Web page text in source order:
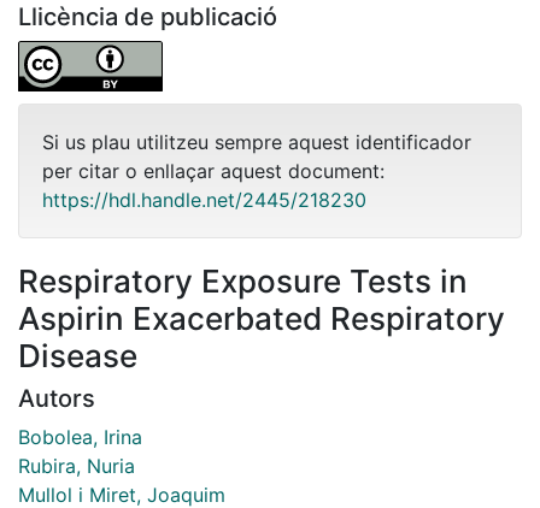
Llicència de publicació
Si us plau utilitzeu sempre aquest identificador
per citar o enllaçar aquest document:
https://hdl.handle.net/2445/218230
Respiratory Exposure Tests in
Aspirin Exacerbated Respiratory
Disease
Autors
Bobolea, Irina
Rubira, Nuria
Mullol i Miret, Joaquim